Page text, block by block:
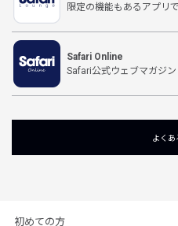
限定の機能もあるアプリ
Safari Online
Safari公式ウェブマガジン
よくあ
初めての方